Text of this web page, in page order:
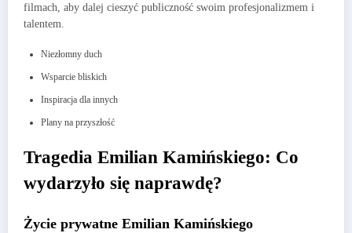
filmach, aby dalej cieszyć publiczność swoim profesjonalizmem i
talentem.
Niezłomny duch
Wsparcie bliskich
Inspiracja dla innych
Plany na przyszłość
Tragedia Emilian Kamińskiego: Co
wydarzyło się naprawdę?
Życie prywatne Emilian Kamińskiego